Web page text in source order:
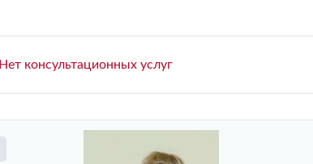
Нет консультационных услуг